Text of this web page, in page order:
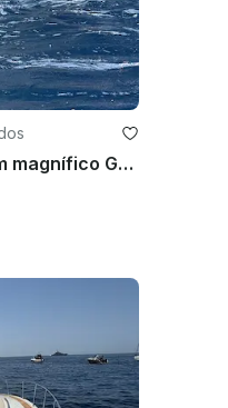
Tour privado a bordo de um magnífico Gozzo, Capri, Sorrento, Amalfi, Positano